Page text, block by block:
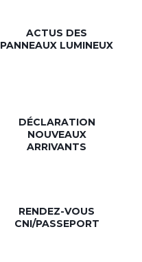
ACTUS DES
PANNEAUX LUMINEUX
DÉCLARATION
NOUVEAUX
ARRIVANTS
RENDEZ-VOUS
CNI/PASSEPORT